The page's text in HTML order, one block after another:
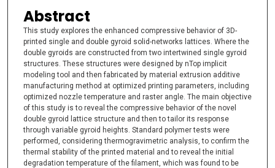
Abstract
This study explores the enhanced compressive behavior of 3D-
printed single and double gyroid solid-networks lattices. Where the
double gyroids are constructed from two intertwined single gyroid
structures. These structures were designed by nTop implicit
modeling tool and then fabricated by material extrusion additive
manufacturing method at optimized printing parameters, including
optimized nozzle temperature and raster angle. The main objective
of this study is to reveal the compressive behavior of the novel
double gyroid lattice structure and then to tailor its response
through variable gyroid heights. Standard polymer tests were
performed, considering thermogravimetric analysis, to confirm the
thermal stability of the printed material and to reveal the initial
degradation temperature of the filament, which was found to be